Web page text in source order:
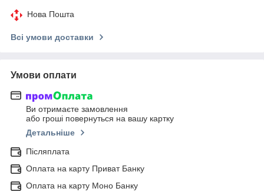
Нова Пошта
Всі умови доставки
Умови оплати
Ви отримаєте замовлення
або гроші повернуться на вашу картку
Детальніше
Післяплата
Оплата на карту Приват Банку
Оплата на карту Моно Банку